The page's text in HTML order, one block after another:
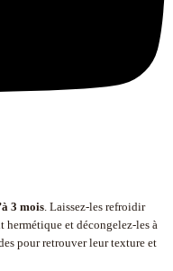
3 mois . Laissez-les refroidir
hermétique et décongelez-les à
pour retrouver leur texture et